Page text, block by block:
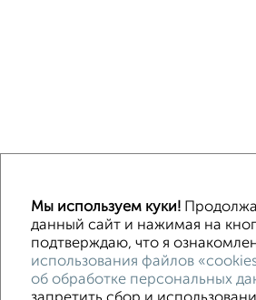
Однокомнатные Двухкомнатные
Без посредников
На длительный срок
Контакты
Политика
Пользовательское соглашение
Орехово-
Мы используем куки!
данный сайт и нажимая на
подтверждаю, что я
использования файлов
об обработке персональных